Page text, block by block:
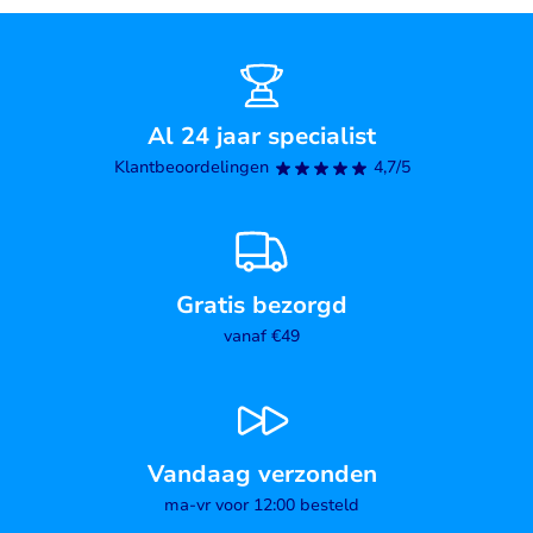
Al 24 jaar specialist
Klantbeoordelingen 4,7/5
Gratis bezorgd
vanaf €49
Vandaag verzonden
ma-vr voor 12:00 besteld